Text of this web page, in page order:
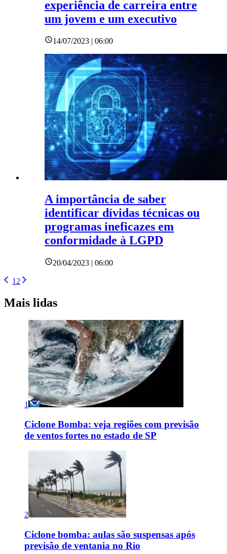
experiência de carreira entre
um jovem e um executivo
14/07/2023 | 06:00
A importância de saber
identificar dívidas técnicas ou
programas ineficazes em
conformidade à LGPD
20/04/2023 | 06:00
1 2
Mais lidas
1
Ciclone Bomba: veja regiões com previsão
de ventos fortes no estado de SP
2
Ciclone bomba: aulas são suspensas após
previsão de ventania no Rio